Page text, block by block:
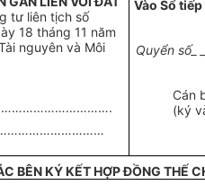
Vào Sổ
Quyển số_
Cán
(ký
tư liên tịch số
18 tháng 11 năm
nguyên và Môi
BÊN KÝ KẾT HỢP ĐỒNG THẾ